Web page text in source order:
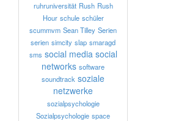
ruhruniversität Rush Rush
Hour schule schüler
scummvm Sean Tilley Serien
serien simcity slap smaragd
sms social media social
networks software
soundtrack soziale
netzwerke
sozialpsychologie
Sozialpsychologie space